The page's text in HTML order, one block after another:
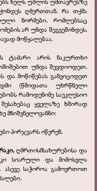
ღმერთთან. რა თქმა
ნორმები, რომლებსაც
არ უნდა შეგვეშინდეს,
მოწყალებაა.
ტაძარი არის ნაკურთხი
უნდა შევდიოდეთ,
და მოწიწებას განვიციდეთ
(წმიდათა უხრწნელი
რამოდენიმე საეკლესიო
ყველაზე ხშირად
მნიშვნელოვანნი:
პირჯვარს იწერენ.
ღმრთისმსახურებისა და
სიარული და მიმოსვლა
ასევე საჭიროა გამოვრთოთ